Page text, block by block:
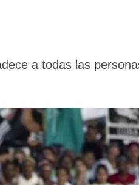
a todas las